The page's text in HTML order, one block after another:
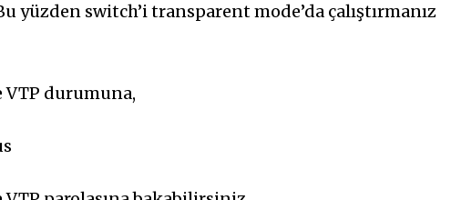
yüzden switch’i transparent mode’da çalıştırmanız
VTP durumuna,